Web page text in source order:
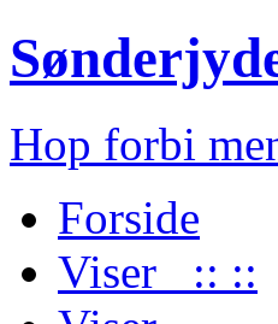
Hop forbi
Forside
Viser :: ::